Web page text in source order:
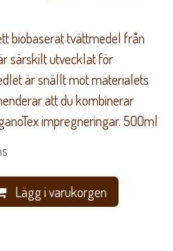
biobaserat tvättmedel från
särskilt utvecklat för
är snällt mot materialets
att du kombinerar
impregneringar. 500ml
Lägg i varukorgen